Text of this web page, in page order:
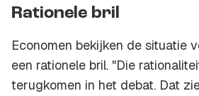
Rationele bril
Economen bekijken de situatie
een rationele bril. "Die
terugkomen in het debat. Dat